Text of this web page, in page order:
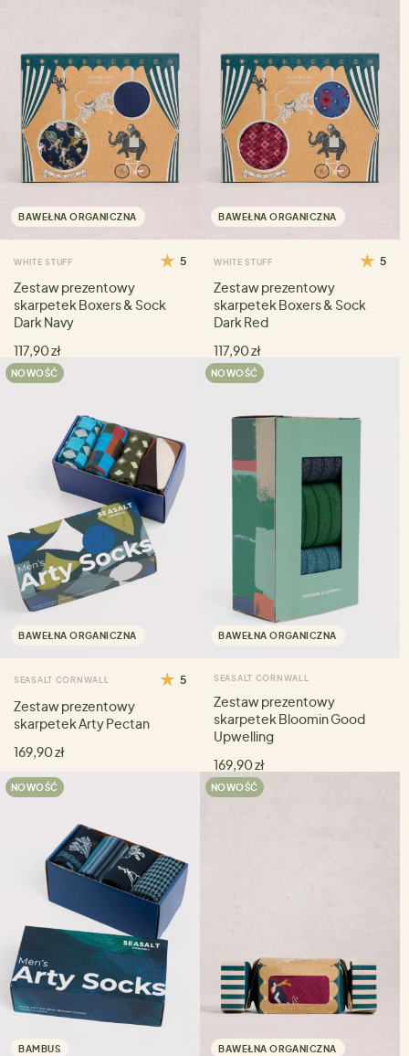
BAWEŁNA ORGANICZNA
WHITE STUFF 5
Zestaw prezentowy
skarpetek Boxers & Sock
Dark Navy
117,90 zł
BAWEŁNA ORGANICZNA
WHITE STUFF 5
Zestaw prezentowy
skarpetek Boxers & Sock
Dark Red
117,90 zł
NOWOŚĆ
BAWEŁNA ORGANICZNA
SEASALT CORNWALL 5
Zestaw prezentowy
skarpetek Arty Pectan
169,90 zł
NOWOŚĆ
BAWEŁNA ORGANICZNA
SEASALT CORNWALL
Zestaw prezentowy
skarpetek Bloomin Good
Upwelling
169,90 zł
NOWOŚĆ
BAMBUS
NOWOŚĆ
BAWEŁNA ORGANICZNA